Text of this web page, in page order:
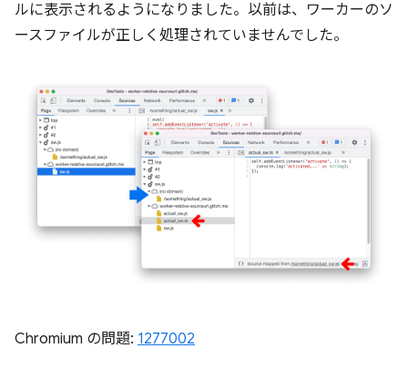
ルに表示されるようになりました。以前は、ワーカーのソ
ースファイルが正しく処理されていませんでした。
Chromium の問題: 1277002